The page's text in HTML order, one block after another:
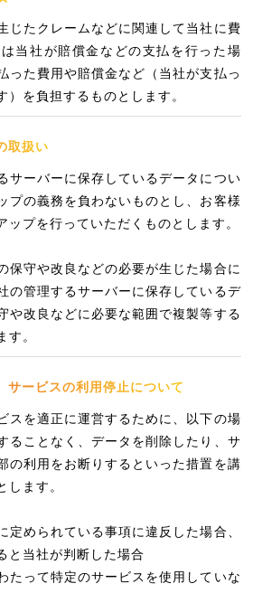
じたクレームなどに関連して当社に費
当社が賠償金などの支払を行った場
った費用や賠償金など（当社が支払っ
を負担するものとします。
取扱い
サーバーに保存しているデータについ
プの義務を負わないものとし、お客様
ップを行っていただくものとします。
保守や改良などの必要が生じた場合に
の管理するサーバーに保存しているデ
や改良などに必要な範囲で複製等する
。
サービスの利用停止について
スを適正に運営するために、以下の場
ることなく、データを削除したり、サ
の利用をお断りするといった措置を講
ます。
定められている事項に違反した場合、
と当社が判断した場合
たって特定のサービスを使用していな